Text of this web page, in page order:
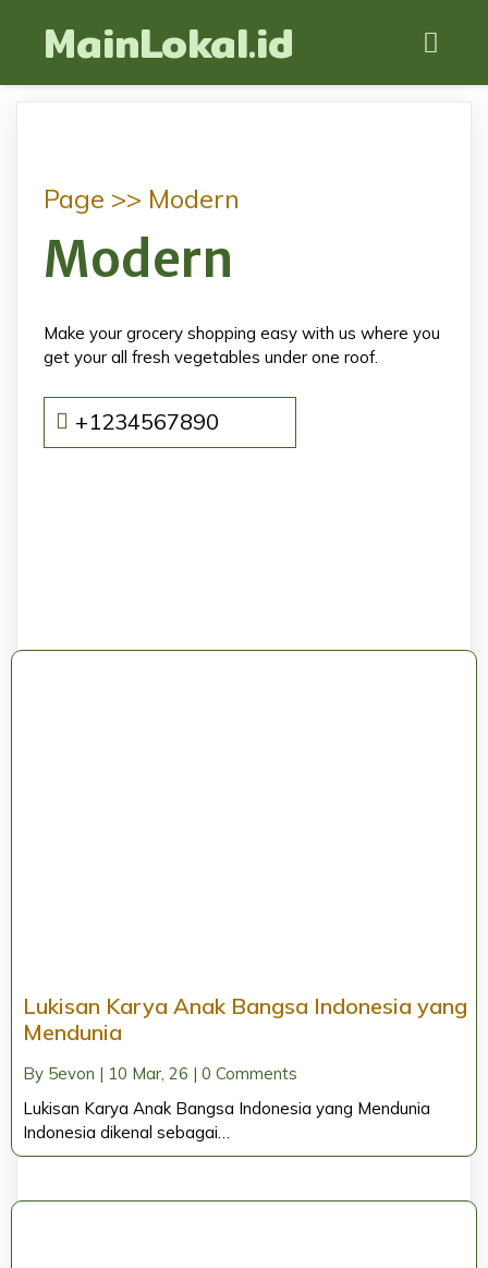
MainLokal.id
Page >> Modern
Modern
Make your grocery shopping easy with us where you
get your all fresh vegetables under one roof.
+1234567890
Lukisan Karya Anak Bangsa Indonesia yang
Mendunia
By 5evon | 10 Mar, 26 | 0 Comments
Lukisan Karya Anak Bangsa Indonesia yang Mendunia
Indonesia dikenal sebagai…